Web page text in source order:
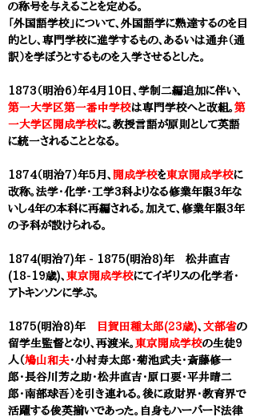
の称号を与えることを定める。
「外国語学校」について、外国語学に熟達するのを目
的とし、専門学校に進学するもの、あるいは通弁（通
訳）を学ぼうとするものを入学させるとした。
1873（明治6）年4月10日、学制二編追加に伴い、
第一大学区第一番中学校は専門学校へと改組。 第
一大学区開成学校に。教授言語が原則として英語
に統一されることとなる。
1874（明治7）年5月、 開成学校を東京開成学校に
改称。法学・化学・工学3科よりなる修業年限3年な
いし4年の本科に再編される。加えて、修業年限3年
の予科が設けられる。
1874(明治7)年 - 1875(明治8)年 松井直吉
(18-19歳)、 東京開成学校にてイギリスの化学者・
アトキンソンに学ぶ。
1875(明治8)年 目賀田種太郎(23歳)、 文部省の
留学生監督となり、再渡米。 東京開成学校の生徒9
人（鳩山和夫・小村寿太郎・菊池武夫・斎藤修一
郎・長谷川芳之助・松井直吉・原口要・平井晴二
郎・南部球吾）を引き連れる。後に政財界・教育界で
活躍する俊英揃いであった。自身もハーバード法律